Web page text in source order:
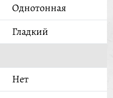
Однотонная
Гладкий
Нет